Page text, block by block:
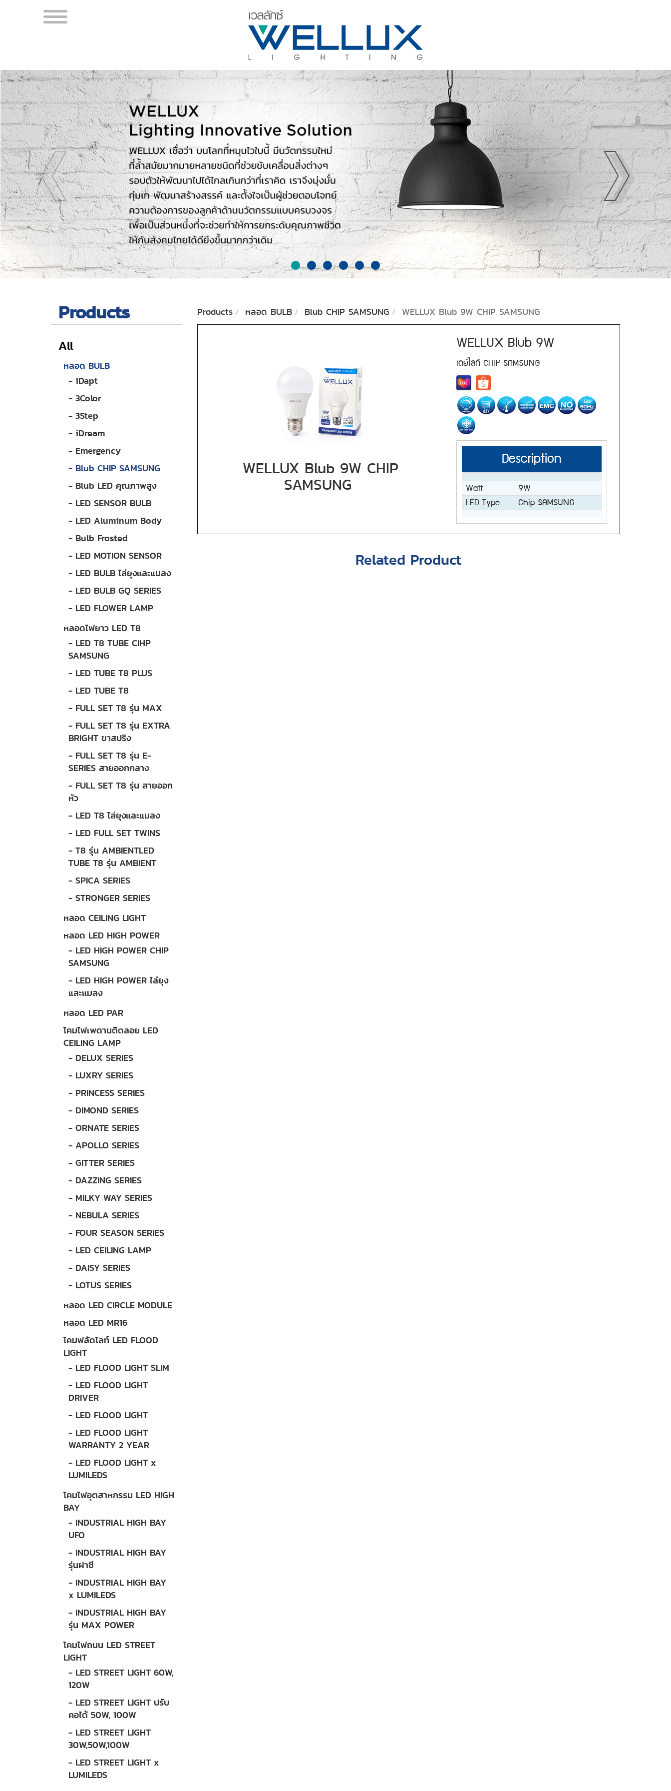
Products
All
หลอด BULB
- iDapt
- 3Color
- 3Step
- iDream
- Emergency
- Blub CHIP SAMSUNG
- Blub LED คุณภาพสูง
- LED SENSOR BULB
- LED Aluminum Body
- Bulb Frosted
- LED MOTION SENSOR
- LED BULB ไล่ยุงและแมลง
- LED BULB GQ SERIES
- LED FLOWER LAMP
หลอดไฟยาว LED T8
- LED T8 TUBE CIHP
SAMSUNG
- LED TUBE T8 PLUS
- LED TUBE T8
- FULL SET T8 รุ่น MAX
- FULL SET T8 รุ่น EXTRA
BRIGHT ขาสปริง
- FULL SET T8 รุ่น E-
SERIES สายออกกลาง
- FULL SET T8 รุ่น สายออก
หัว
- LED T8 ไล่ยุงและแมลง
- LED FULL SET TWINS
- T8 รุ่น AMBIENTLED
TUBE T8 รุ่น AMBIENT
- SPICA SERIES
- STRONGER SERIES
หลอด CEILING LIGHT
หลอด LED HIGH POWER
- LED HIGH POWER CHIP
SAMSUNG
- LED HIGH POWER ไล่ยุง
และแมลง
หลอด LED PAR
โคมไฟเพดานติดลอย LED
CEILING LAMP
- DELUX SERIES
- LUXRY SERIES
- PRINCESS SERIES
- DIMOND SERIES
- ORNATE SERIES
- APOLLO SERIES
- GITTER SERIES
- DAZZING SERIES
- MILKY WAY SERIES
- NEBULA SERIES
- FOUR SEASON SERIES
- LED CEILING LAMP
- DAISY SERIES
- LOTUS SERIES
หลอด LED CIRCLE MODULE
หลอด LED MR16
โคมฟลัดไลท์ LED FLOOD
LIGHT
- LED FLOOD LIGHT SLIM
- LED FLOOD LIGHT
DRIVER
- LED FLOOD LIGHT
- LED FLOOD LIGHT
WARRANTY 2 YEAR
- LED FLOOD LIGHT x
LUMILEDS
โคมไฟอุตสาหกรรม LED HIGH
BAY
- INDUSTRIAL HIGH BAY
UFO
- INDUSTRIAL HIGH BAY
รุ่นฝาชี
- INDUSTRIAL HIGH BAY
x LUMILEDS
- INDUSTRIAL HIGH BAY
รุ่น MAX POWER
โคมไฟถนน LED STREET
LIGHT
- LED STREET LIGHT 60W,
120W
- LED STREET LIGHT ปรับ
คอได้ 50W, 100W
- LED STREET LIGHT
30W,50W,100W
- LED STREET LIGHT x
LUMILEDS
Products หลอด BULB Blub CHIP SAMSUNG WELLUX Blub 9W CHIP SAMSUNG
WELLUX Blub 9W CHIP
SAMSUNG
WELLUX Blub 9W
เดย์ไลท์ CHIP SAMSUNG
Description
Watt
9W
LED Type
Chip SAMSUNG
Related Product